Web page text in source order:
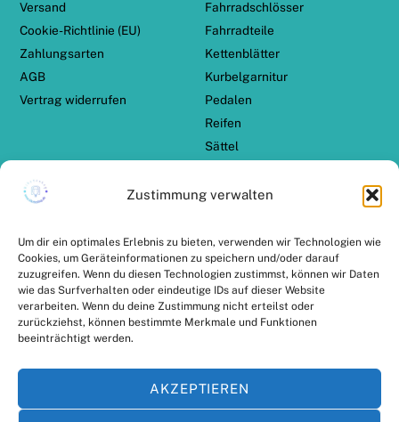
Zustimmung verwalten
Um dir ein optimales Erlebnis zu bieten, verwenden wir Technologien wie
Cookies, um Geräteinformationen zu speichern und/oder darauf
zuzugreifen. Wenn du diesen Technologien zustimmst, können wir Daten
wie das Surfverhalten oder eindeutige IDs auf dieser Website
verarbeiten. Wenn du deine Zustimmung nicht erteilst oder
zurückziehst, können bestimmte Merkmale und Funktionen
beeinträchtigt werden.
AKZEPTIEREN
Versand
Cookie-Richtlinie (EU)
Zahlungsarten
AGB
Vertrag widerrufen
Fahrradschlösser
Fahrradteile
Kettenblätter
Kurbelgarnitur
Pedalen
Reifen
Sättel
Schaltwerk
TERN Zubehör
ZAHLUNGSARTEN VERSANDPARTNER